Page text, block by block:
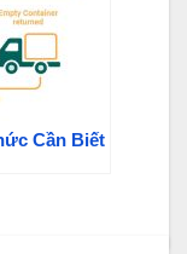
Cần Biết